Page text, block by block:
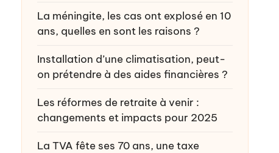
La méningite, les cas ont explosé en 10
ans, quelles en sont les raisons ?
Installation d’une climatisation, peut-
on prétendre à des aides financières ?
Les réformes de retraite à venir :
changements et impacts pour 2025
La TVA fête ses 70 ans, une taxe